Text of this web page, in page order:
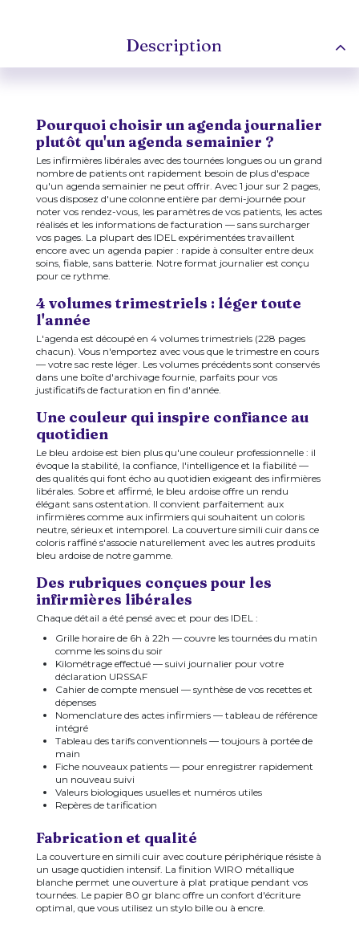
Description
Pourquoi choisir un agenda journalier
plutôt qu'un agenda semainier ?
Les infirmières libérales avec des tournées longues ou un grand
nombre de patients ont rapidement besoin de plus d'espace
qu'un agenda semainier ne peut offrir. Avec 1 jour sur 2 pages,
vous disposez d'une colonne entière par demi-journée pour
noter vos rendez-vous, les paramètres de vos patients, les actes
réalisés et les informations de facturation — sans surcharger
vos pages. La plupart des IDEL expérimentées travaillent
encore avec un agenda papier : rapide à consulter entre deux
soins, fiable, sans batterie. Notre format journalier est conçu
pour ce rythme.
4 volumes trimestriels : léger toute
l'année
L'agenda est découpé en 4 volumes trimestriels (228 pages
chacun). Vous n'emportez avec vous que le trimestre en cours
— votre sac reste léger. Les volumes précédents sont conservés
dans une boîte d'archivage fournie, parfaits pour vos
justificatifs de facturation en fin d'année.
Une couleur qui inspire confiance au
quotidien
Le bleu ardoise est bien plus qu'une couleur professionnelle : il
évoque la stabilité, la confiance, l'intelligence et la fiabilité —
des qualités qui font écho au quotidien exigeant des infirmières
libérales. Sobre et affirmé, le bleu ardoise offre un rendu
élégant sans ostentation. Il convient parfaitement aux
infirmières comme aux infirmiers qui souhaitent un coloris
neutre, sérieux et intemporel. La couverture simili cuir dans ce
coloris raffiné s'associe naturellement avec les autres produits
bleu ardoise de notre gamme.
Des rubriques conçues pour les
infirmières libérales
Chaque détail a été pensé avec et pour des IDEL :
Grille horaire de 6h à 22h — couvre les tournées du matin
comme les soins du soir
Kilométrage effectué — suivi journalier pour votre
déclaration URSSAF
Cahier de compte mensuel — synthèse de vos recettes et
dépenses
Nomenclature des actes infirmiers — tableau de référence
intégré
Tableau des tarifs conventionnels — toujours à portée de
main
Fiche nouveaux patients — pour enregistrer rapidement
un nouveau suivi
Valeurs biologiques usuelles et numéros utiles
Repères de tarification
Fabrication et qualité
La couverture en simili cuir avec couture périphérique résiste à
un usage quotidien intensif. La finition WIRO métallique
blanche permet une ouverture à plat pratique pendant vos
tournées. Le papier 80 gr blanc offre un confort d'écriture
optimal, que vous utilisez un stylo bille ou à encre.